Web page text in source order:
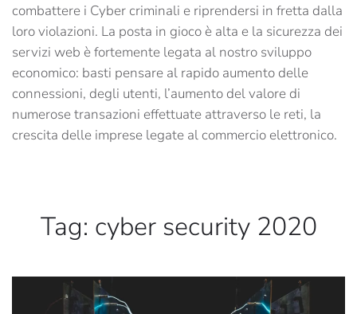
combattere i Cyber criminali e riprendersi in fretta dalla
loro violazioni. La posta in gioco è alta e la sicurezza dei
servizi web è fortemente legata al nostro sviluppo
economico: basti pensare al rapido aumento delle
connessioni, degli utenti, l’aumento del valore di
numerose transazioni effettuate attraverso le reti, la
crescita delle imprese legate al commercio elettronico.
Tag: cyber security 2020